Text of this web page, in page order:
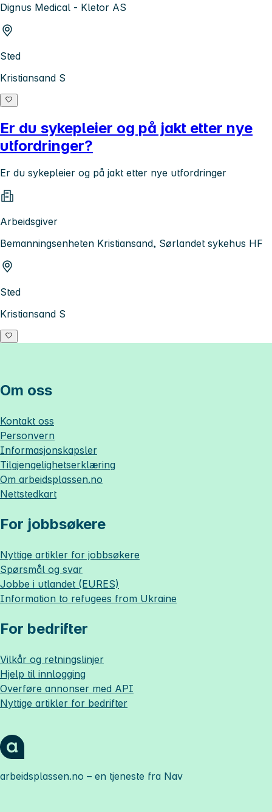
Dignus Medical - Kletor AS
Sted
Kristiansand S
Er du sykepleier og på jakt etter nye
utfordringer?
Er du sykepleier og på jakt etter nye utfordringer
Arbeidsgiver
Bemanningsenheten Kristiansand, Sørlandet sykehus HF
Sted
Kristiansand S
Om oss
Kontakt oss
Personvern
Informasjonskapsler
Tilgjengelighetserklæring
Om arbeidsplassen.no
Nettstedkart
For jobbsøkere
Nyttige artikler for jobbsøkere
Spørsmål og svar
Jobbe i utlandet (EURES)
Information to refugees from Ukraine
For bedrifter
Vilkår og retningslinjer
Hjelp til innlogging
Overføre annonser med API
Nyttige artikler for bedrifter
arbeidsplassen.no – en tjeneste fra Nav